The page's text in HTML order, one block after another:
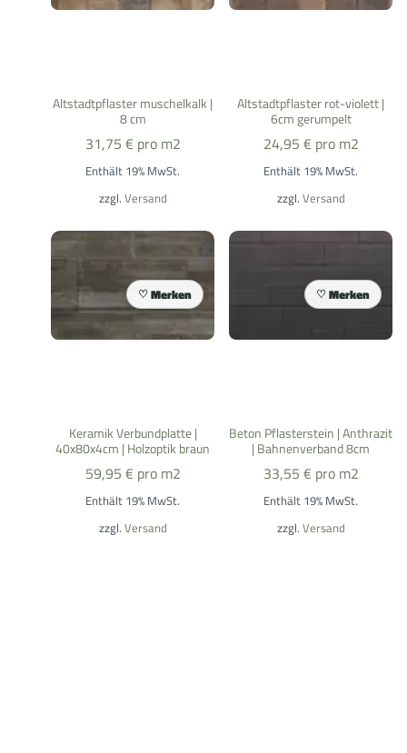
Altstadtpflaster muschelkalk |
8 cm
31,75 € pro m2
Enthält 19% MwSt.
zzgl. Versand
Altstadtpflaster rot-violett |
6cm gerumpelt
24,95 € pro m2
Enthält 19% MwSt.
zzgl. Versand
Keramik Verbundplatte |
40x80x4cm | Holzoptik braun
59,95 € pro m2
Enthält 19% MwSt.
zzgl. Versand
Merken
Beton Pflasterstein | Anthrazit
| Bahnenverband 8cm
33,55 € pro m2
Enthält 19% MwSt.
zzgl. Versand
Merken